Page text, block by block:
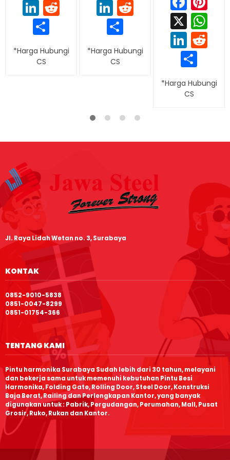
LinkedIn
Reddit
*Harga Hubungi
CS
LinkedIn
Reddit
*Harga Hubungi
CS
X
*Harga Hubungi
CS
Jl. Raya Lidah Wetan no. 3, Surabaya
KONTAK
0852-9010-5838
0851-0047-8299
0851-01754-366
TENTANG KAMI
Pintu harmonika Surabaya Sudah lebih dari 30 tahun, melayani
dan bekerja sama untuk memenuhi kebutuhan Pintu Besi
Harmonika, Folding Gate, Rolling Door, Steel Door, Konstruksi
Baja Berat, Railing dan Perlengkapan Kantor, yang banyak
digunakan untuk : Pabrik, Pergudangan, Perumahan, Mall, Pusat
Grosir, Ruko, Rukan dan Kantor.